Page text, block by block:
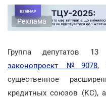
Реклама
Группа депутатов 13
законопроект №9078,
существенное
кредитных союзов (КС),